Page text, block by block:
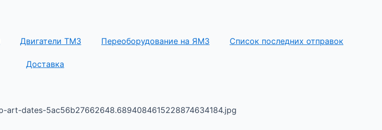
Двигатели ТМЗ Переоборудование на ЯМЗ Список последних отправок
Доставка